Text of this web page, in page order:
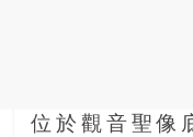
位於觀音聖像